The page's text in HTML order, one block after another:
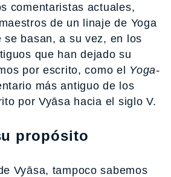
comentaristas actuales,
de un linaje de Yoga
se basan, a su vez, en los
que han dejado su
por escrito, como el Yoga-
más antiguo de los
por Vyāsa hacia el siglo V.
propósito
Vyāsa, tampoco sabemos